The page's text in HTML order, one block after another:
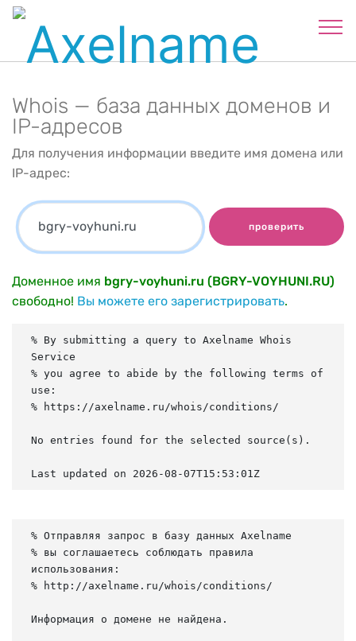
Whois — база данных доменов и
IP-адресов
Для получения информации введите имя домена или
IP-адрес:
проверить
Доменное имя bgry-voyhuni.ru (BGRY-VOYHUNI.RU)
свободно! Вы можете его зарегистрировать.
% By submitting a query to Axelname Whois
Service
% you agree to abide by the following terms of
use:
% https://axelname.ru/whois/conditions/
No entries found for the selected source(s).
Last updated on 2026-08-07T15:53:01Z
% Отправляя запрос в базу данных Axelname
% вы соглашаетесь соблюдать правила
использования:
% http://axelname.ru/whois/conditions/
Информация о домене не найдена.